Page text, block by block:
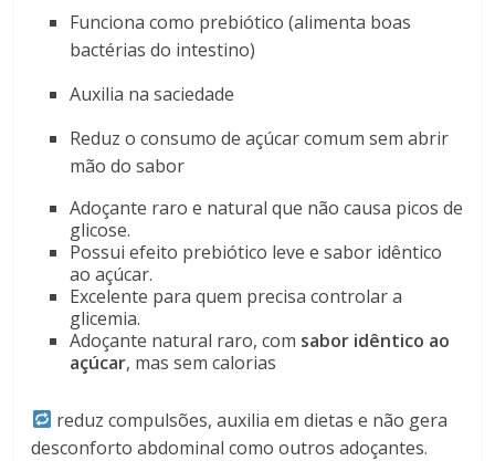
Funciona como prebiótico (alimenta boas
bactérias do intestino)
Auxilia na saciedade
Reduz o consumo de açúcar comum sem abrir
mão do sabor
Adoçante raro e natural que não causa picos de
glicose.
Possui efeito prebiótico leve e sabor idêntico
ao açúcar.
Excelente para quem precisa controlar a
glicemia.
Adoçante natural raro, com sabor idêntico ao
açúcar, mas sem calorias
reduz compulsões, auxilia em dietas e não gera
desconforto abdominal como outros adoçantes.